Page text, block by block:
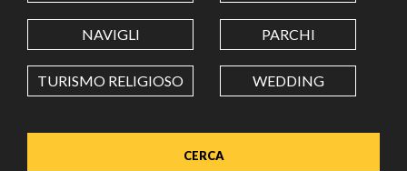
LONGITUDINE
Value in decimal degrees. Use dot (.) as decimal separator.
NAVIGLI PARCHI
TURISMO RELIGIOSO WEDDING